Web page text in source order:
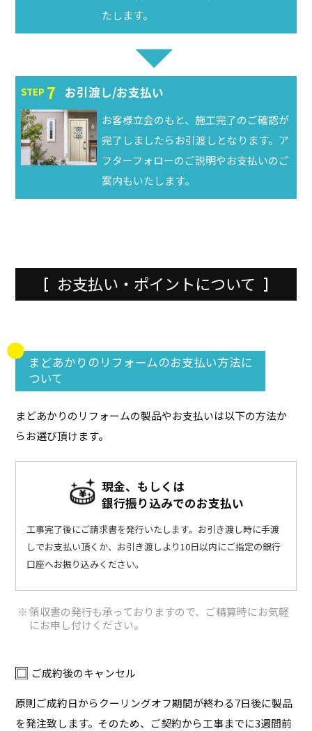
たします。
STEP 7 お引渡し/お支払い
お客様立会のもと、施工完了のご確認が
完了しましたらお引渡しとなります。ア
フターフォローのご説明やお支払いのご
案内もいたします。
お支払い・ポイントについて
まどあかりのリフォームのお支払い方法に
ついて
まどあかりのリフォームの製品やお支払いは以下の方法か
らお選び頂けます。
現金、もしくは
銀行振り込みでのお支払い
工事完了後にご請求書を発行いたします。お引き渡し時に手渡
しでお支払い頂くか、お引き渡しより10日以内にご指定の銀行
口座へお振り込みください。
領収書の発⾏も承っておりますので、ご精算時にお気軽
にお申し付けください。
ご成約後のキャンセル
原則ご成約日からクーリングオフ期間が終わる7日後に製品
を発注致します。そのため、ご契約から工事までに3週間前